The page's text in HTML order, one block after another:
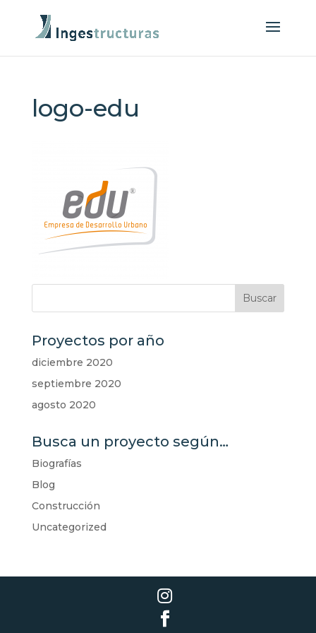
logo-edu
Proyectos por año
diciembre 2020
septiembre 2020
agosto 2020
Busca un proyecto según…
Biografías
Blog
Construcción
Uncategorized